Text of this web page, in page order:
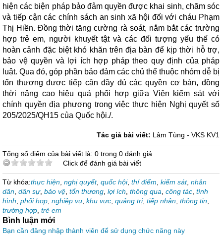
hiện các biện pháp bảo đảm quyền được khai sinh, chăm sóc
và tiếp cận các chính sách an sinh xã hội đối với cháu Phạm
Thị Hiền. Đồng thời tăng cường rà soát, nắm bắt các trường
hợp trẻ em, người khuyết tật và các đối tượng yếu thế có
hoàn cảnh đặc biệt khó khăn trên địa bàn để kịp thời hỗ trợ,
bảo vệ quyền và lợi ích hợp pháp theo quy định của pháp
luật. Qua đó, góp phần bảo đảm các chủ thể thuộc nhóm dễ bị
tổn thương được tiếp cận đầy đủ các quyền cơ bản, đồng
thời nâng cao hiệu quả phối hợp giữa Viện kiểm sát với
chính quyền địa phương trong việc thực hiện Nghị quyết số
205/2025/QH15 của Quốc hội./.
Tác giả bài viết: Lâm Tùng - VKS KV1
Tổng số điểm của bài viết là: 0 trong 0 đánh giá
Click để đánh giá bài viết
Từ khóa:thực hiện nghị quyết, quốc hội, thí điểm kiểm sát, nhân
dân dân sự, bảo vệ tổn thương lợi ích thông qua công tác tình
hình phối hợp nghiệp vụ khu vực quảng trị, tiếp nhận thông tin
trường hợp trẻ em
Bình luận mới
Bạn cần đăng nhập thành viên để sử dụng chức năng này